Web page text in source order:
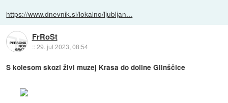
https://www.dnevnik.si/lokalno/ljubljan...
FrRoSt
::29. jul 2023, 08:54
S kolesom skozi živi muzej Krasa do doline Glinščice